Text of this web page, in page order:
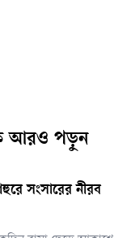
আরও পড়ুন
সংসারের নীরব